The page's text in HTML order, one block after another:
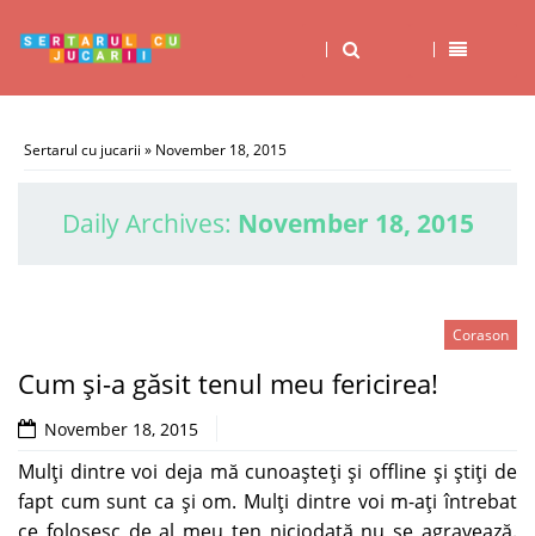
Sertarul cu jucarii » November 18, 2015
Daily Archives: November 18, 2015
Corason
Cum şi-a găsit tenul meu fericirea!
November 18, 2015
Mulţi dintre voi deja mă cunoaşteţi şi offline şi ştiţi de
fapt cum sunt ca şi om. Mulţi dintre voi m-aţi întrebat